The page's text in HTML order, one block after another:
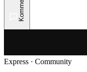
Express · Community